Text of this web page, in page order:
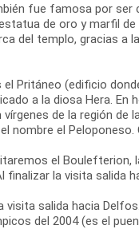
fue famosa por ser
de oro y marfil de
del templo, gracias a
Pritáneo (edificio
a la diosa Hera.
vírgenes de la región de
nombre el Peloponeso.
el Boulefterion,
finalizar la visita salida
visita salida hacia
del 2004 (es el